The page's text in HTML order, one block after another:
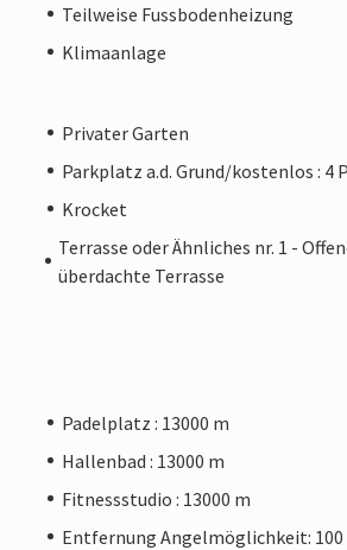
Teilweise Fussbodenheizung
Klimaanlage
Privater Garten
Parkplatz a.d. Grund/kostenlos : 4
Krocket
Terrasse oder Ähnliches nr. 1 -
überdachte Terrasse
Padelplatz : 13000 m
Hallenbad : 13000 m
Fitnessstudio : 13000 m
Entfernung Angelmöglichkeit: 100